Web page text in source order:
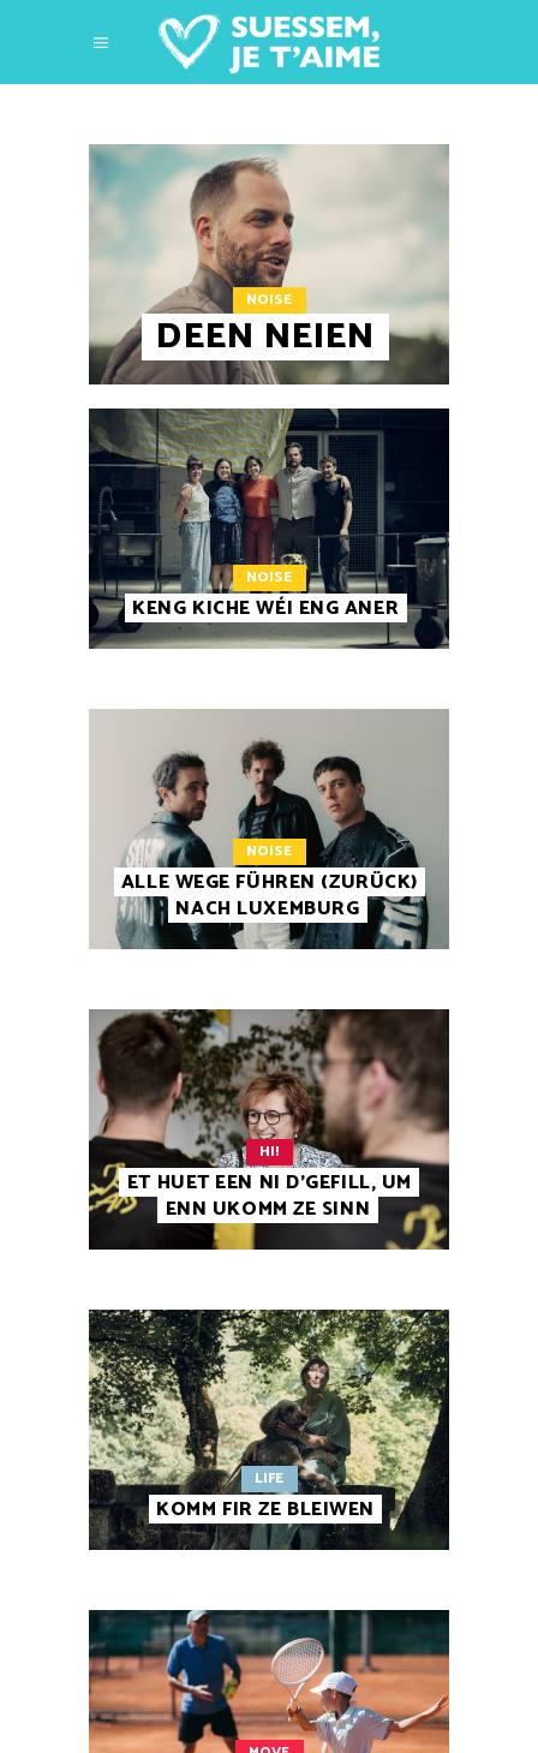
NOISE
DEEN NEIEN
NOISE
KENG KICHE WÉI ENG ANER
NOISE
ALLE WEGE FÜHREN (ZURÜCK)
NACH LUXEMBURG
HI!
ET HUET EEN NI D’GEFILL, UM
ENN UKOMM ZE SINN
LIFE
KOMM FIR ZE BLEIWEN